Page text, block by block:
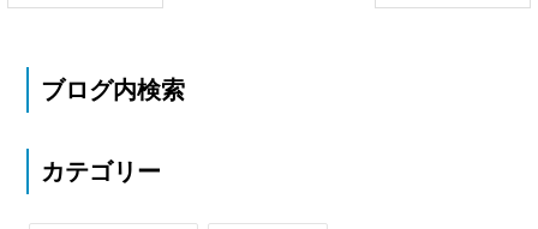
ブログ内検索
カテゴリー